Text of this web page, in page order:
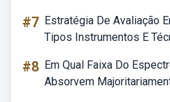
#7 Estratégia De Avaliação
Tipos Instrumentos E
#8 Em Qual Faixa Do
Absorvem